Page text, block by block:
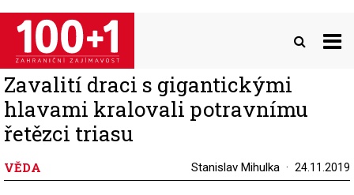
Přejít
hlavnímu
obsahu
Zavalití draci s gigantickými
hlavami kralovali potravnímu
řetězci triasu
VĚDA Stanislav Mihulka 24.11.2019